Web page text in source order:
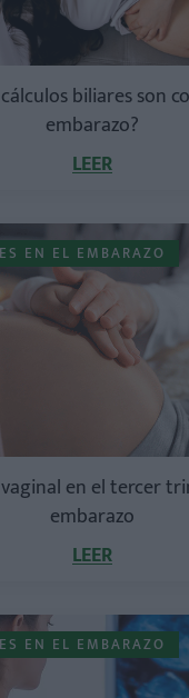
biliares son
embarazo?
LEER
EN EL EMBARAZO
en el tercer
embarazo
LEER
EN EL EMBARAZO